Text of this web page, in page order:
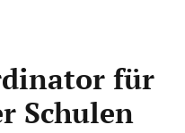
für
Schulen